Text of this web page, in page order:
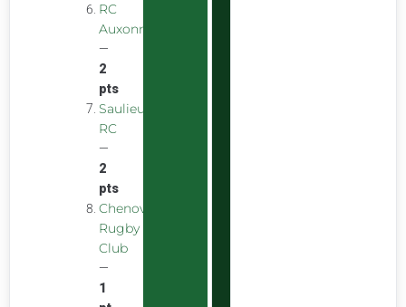
RC
Auxonnais
—
2
pts
Saulieu
RC
—
2
pts
Chenove
Rugby
Club
—
1